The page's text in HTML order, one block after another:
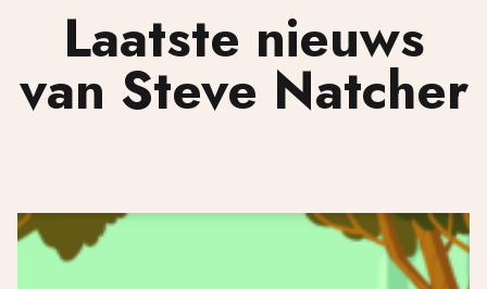
Laatste nieuws
van Steve Natcher